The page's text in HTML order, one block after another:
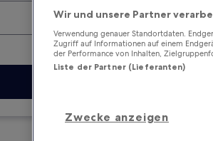
Wir und unsere Partner
Verwendung genauer Standortdaten.
Zugriff auf Informationen auf einem
der Performance von Inhalten,
Liste der Partner (Lieferanten)
Zwecke anzeigen